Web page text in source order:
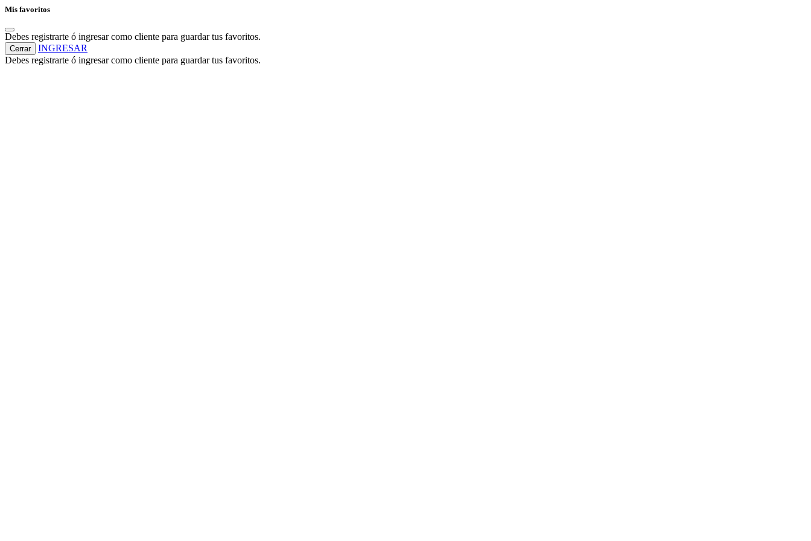
Mis favoritos
Debes registrarte ó ingresar como cliente para guardar tus favoritos.
Cerrar
INGRESAR
Debes registrarte ó ingresar como cliente para guardar tus favoritos.